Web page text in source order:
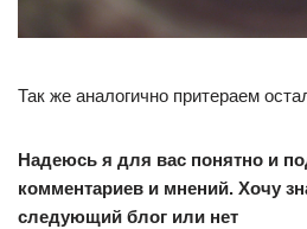
Так же аналогично притераем
Надеюсь я для вас понятно и
комментариев и мнений. Хочу
следующий блог или нет